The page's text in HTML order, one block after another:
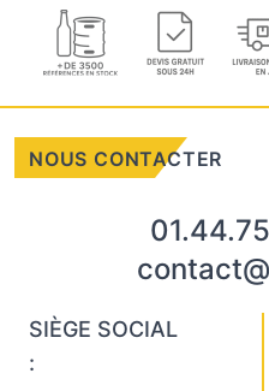
NOUS CONTACTER
SIÈGE SOCIAL
: